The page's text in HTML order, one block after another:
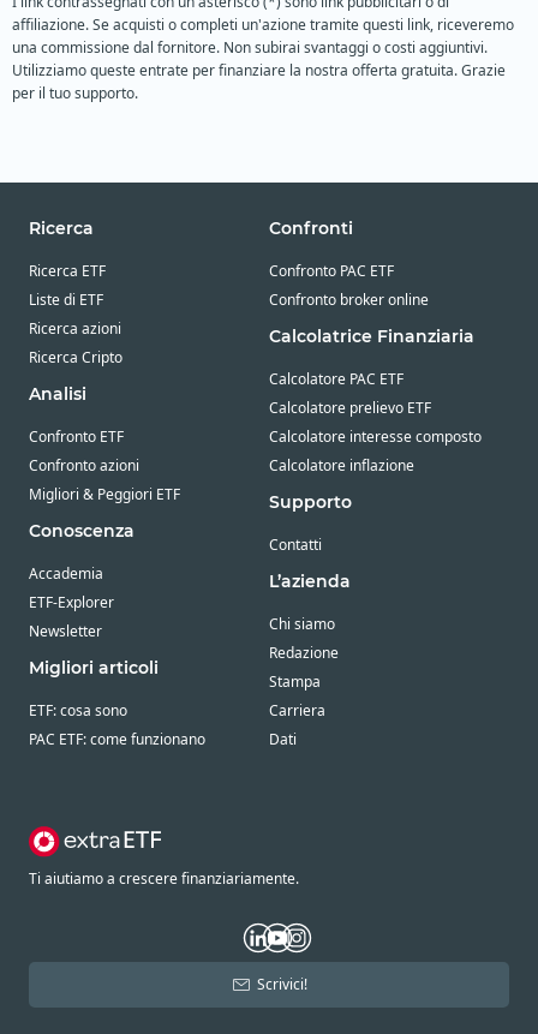
affiliazione. Se acquisti o completi un'azione tramite questi link, riceveremo
una commissione dal fornitore. Non subirai svantaggi o costi aggiuntivi.
Utilizziamo queste entrate per finanziare la nostra offerta gratuita. Grazie
per il tuo supporto.
Ricerca
Ricerca ETF
Liste di ETF
Ricerca azioni
Ricerca Cripto
Analisi
Confronto ETF
Confronto azioni
Migliori & Peggiori ETF
Conoscenza
Accademia
ETF-Explorer
Newsletter
Migliori articoli
ETF: cosa sono
PAC ETF: come funzionano
Confronti
Confronto PAC ETF
Confronto broker online
Calcolatrice Finanziaria
Calcolatore PAC ETF
Calcolatore prelievo ETF
Calcolatore interesse composto
Calcolatore inflazione
Supporto
Contatti
L’azienda
Chi siamo
Redazione
Stampa
Carriera
Dati
Ti aiutiamo a crescere finanziariamente.
Scrivici!